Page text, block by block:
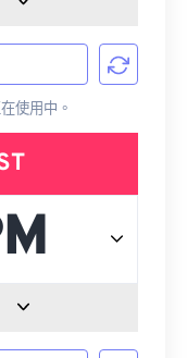
使用中。